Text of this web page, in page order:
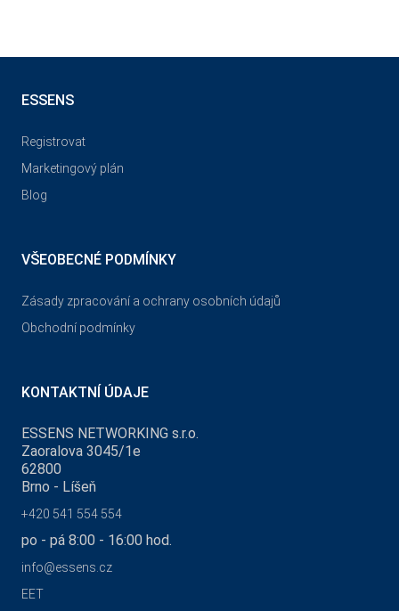
ESSENS
Registrovat
Marketingový plán
Blog
VŠEOBECNÉ PODMÍNKY
Zásady zpracování a ochrany osobních údajů
Obchodní podmínky
KONTAKTNÍ ÚDAJE
ESSENS NETWORKING s.r.o.
Zaoralova 3045/1e
62800
Brno - Líšeň
+420 541 554 554
po - pá 8:00 - 16:00 hod.
info@essens.cz
EET